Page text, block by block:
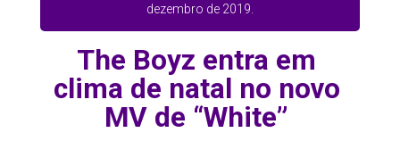
dezembro de 2019.
The Boyz entra em
clima de natal no novo
MV de “White”